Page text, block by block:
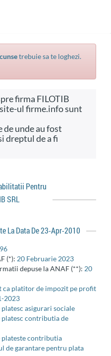
trebuie sa te loghezi.
ul firme.info sunt
dreptul de a fi
Pentru
SRL
La Data De 23-Apr-2010
(*): 20 Februarie 2023
depuse la ANAF (**): 20
ca platitor de impozit pe profit
2023
asigurari sociale
platesc contributia de
plateste contributia
de garantare pentru plata